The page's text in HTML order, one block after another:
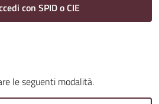
con SPID o CIE
le seguenti modalità.